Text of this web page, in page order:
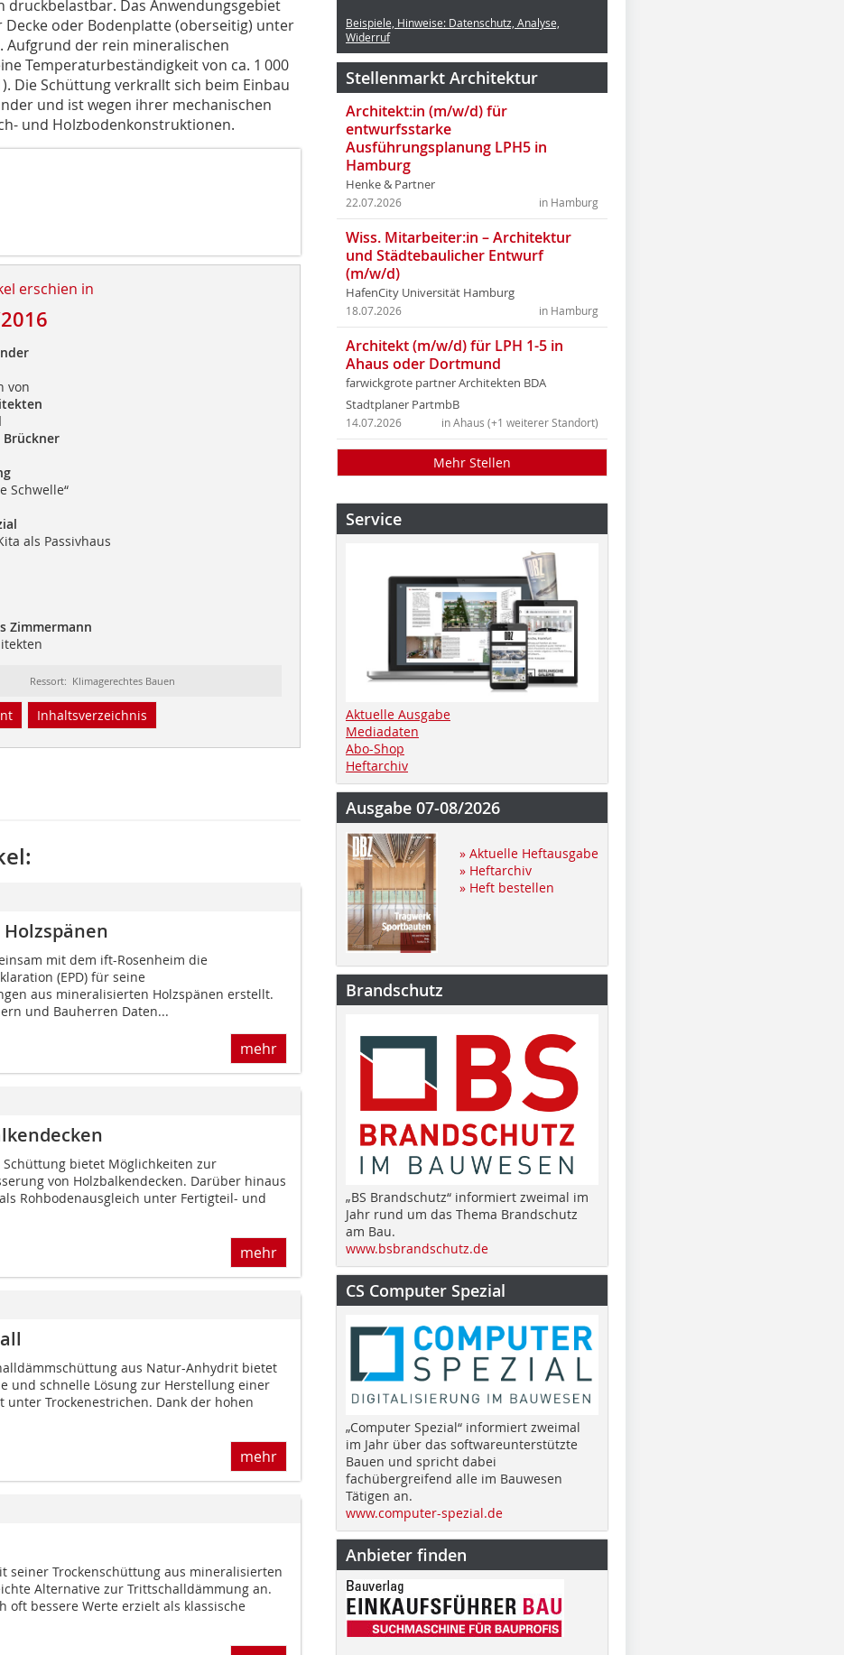
Das Anwendungsgebiet
oder Bodenplatte (oberseitig) unter
Aufgrund der rein mineralischen
Temperaturbeständigkeit von ca. 1 000
Die Schüttung verkrallt sich beim Einbau
und ist wegen ihrer mechanischen
und Holzbodenkonstruktionen.
erschien in
von
Schwelle“
als Passivhaus
Zimmermann
Ressort: Klimagerechtes Bauen
Inhaltsverzeichnis
mit dem ift-Rosenheim die
(EPD) für seine
aus mineralisierten Holzspänen erstellt.
und Bauherren Daten...
mehr
Schüttung bietet Möglichkeiten zur
von Holzbalkendecken. Darüber hinaus
Rohbodenausgleich unter Fertigteil- und
mehr
aus Natur-Anhydrit bietet
und schnelle Lösung zur Herstellung einer
unter Trockenestrichen. Dank der hohen
mehr
seiner Trockenschüttung aus mineralisierten
Alternative zur Trittschalldämmung an.
oft bessere Werte erzielt als klassische
Beispiele, Hinweise: Datenschutz, Analyse,
Widerruf
Stellenmarkt Architektur
Architekt:in (m/w/d) für
entwurfsstarke
Ausführungsplanung LPH5 in
Hamburg
Henke & Partner
in Hamburg
22.07.2026
Wiss. Mitarbeiter:in – Architektur
und Städtebaulicher Entwurf
(m/w/d)
HafenCity Universität Hamburg
in Hamburg
18.07.2026
Architekt (m/w/d) für LPH 1-5 in
Ahaus oder Dortmund
farwickgrote partner Architekten BDA
Stadtplaner PartmbB
in Ahaus (+1 weiterer Standort)
14.07.2026
Mehr Stellen
Service
Aktuelle Ausgabe
Mediadaten
Abo-Shop
Heftarchiv
Ausgabe 07-08/2026
» Aktuelle Heftausgabe
» Heftarchiv
» Heft bestellen
Brandschutz
„BS Brandschutz“ informiert zweimal im
Jahr rund um das Thema Brandschutz
am Bau.
www.bsbrandschutz.de
CS Computer Spezial
„Computer Spezial“ informiert zweimal
im Jahr über das softwareunterstützte
Bauen und spricht dabei
fachübergreifend alle im Bauwesen
Tätigen an.
www.computer-spezial.de
Anbieter finden